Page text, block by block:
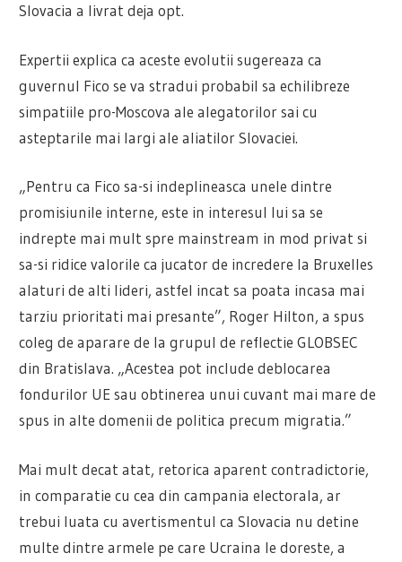
Slovacia a livrat deja opt.
Expertii explica ca aceste evolutii sugereaza ca
guvernul Fico se va stradui probabil sa echilibreze
simpatiile pro-Moscova ale alegatorilor sai cu
asteptarile mai largi ale aliatilor Slovaciei.
„Pentru ca Fico sa-si indeplineasca unele dintre
promisiunile interne, este in interesul lui sa se
indrepte mai mult spre mainstream in mod privat si
sa-si ridice valorile ca jucator de incredere la Bruxelles
alaturi de alti lideri, astfel incat sa poata incasa mai
tarziu prioritati mai presante”, Roger Hilton, a spus
coleg de aparare de la grupul de reflectie GLOBSEC
din Bratislava. „Acestea pot include deblocarea
fondurilor UE sau obtinerea unui cuvant mai mare de
spus in alte domenii de politica precum migratia.”
Mai mult decat atat, retorica aparent contradictorie,
in comparatie cu cea din campania electorala, ar
trebui luata cu avertismentul ca Slovacia nu detine
multe dintre armele pe care Ucraina le doreste, a